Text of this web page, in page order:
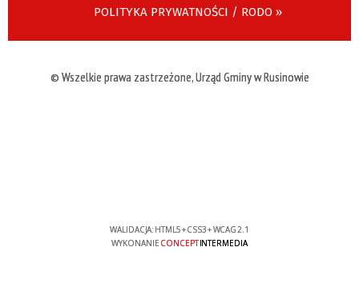
POLITYKA PRYWATNOŚCI / RODO »
© Wszelkie prawa zastrzeżone, Urząd Gminy w Rusinowie
WALIDACJA: HTML5+CSS3+WCAG 2.1
WYKONANIE CONCEPTINTERMEDIA